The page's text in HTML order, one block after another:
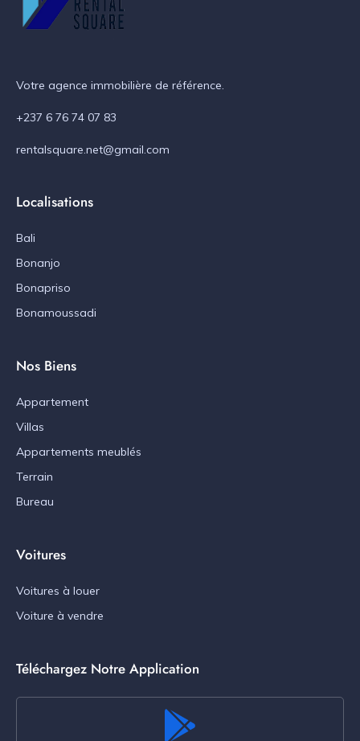
Votre agence immobilière de référence.
+237 6 76 74 07 83
rentalsquare.net@gmail.com
Localisations
Bali
Bonanjo
Bonapriso
Bonamoussadi
Nos Biens
Appartement
Villas
Appartements meublés
Terrain
Bureau
Voitures
Voitures à louer
Voiture à vendre
Téléchargez Notre Application